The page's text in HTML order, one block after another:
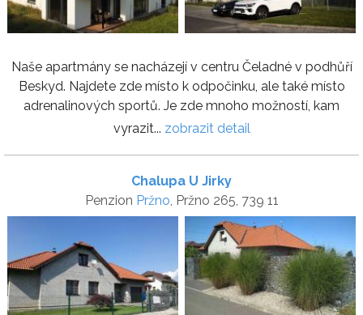
Naše apartmány se nacházejí v centru Čeladné v podhůří
Beskyd. Najdete zde místo k odpočinku, ale také místo
adrenalinových sportů. Je zde mnoho možností, kam
vyrazit... zobrazit detail
Chalupa U Jirky
Penzion Pržno, Pržno 265, 739 11